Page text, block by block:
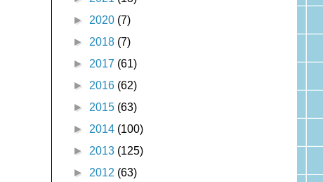
► 2020 (7)
► 2018 (7)
► 2017 (61)
► 2016 (62)
► 2015 (63)
► 2014 (100)
► 2013 (125)
► 2012 (63)